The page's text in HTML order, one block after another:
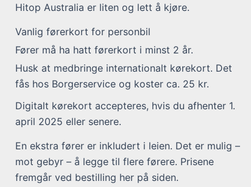
Hitop Australia er liten og lett å kjøre.
Vanlig førerkort for personbil
Fører må ha hatt førerkort i minst 2 år.
Husk at medbringe internationalt kørekort. Det
fås hos Borgerservice og koster ca. 25 kr.
Digitalt kørekort accepteres, hvis du afhenter 1.
april 2025 eller senere.
En ekstra fører er inkludert i leien. Det er mulig –
mot gebyr – å legge til flere førere. Prisene
fremgår ved bestilling her på siden.